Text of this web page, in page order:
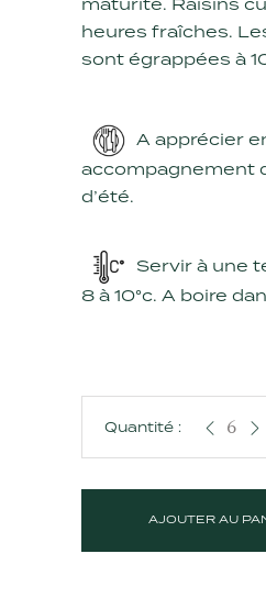
maturité. Raisins
heures fraîches.
sont égrappées à
A apprécier
accompagnement
d’été.
Servir à une
8 à 10°c. A boire
Les
AJOUTER AU